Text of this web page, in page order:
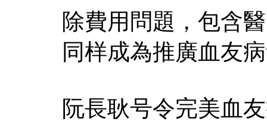
除費用問題，包含
同样成為推廣血友
阮長耿号令完美血